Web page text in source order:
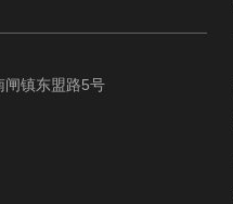
闸镇东盟路5号